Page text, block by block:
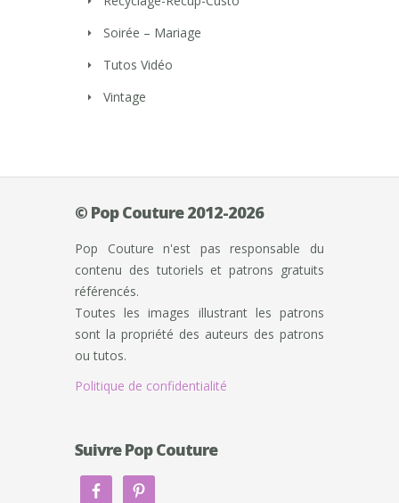
Soirée – Mariage
Tutos Vidéo
Vintage
© Pop Couture 2012-2026
Pop Couture n'est pas responsable du
contenu des tutoriels et patrons gratuits
référencés.
Toutes les images illustrant les patrons
sont la propriété des auteurs des patrons
ou tutos.
Politique de confidentialité
Suivre Pop Couture